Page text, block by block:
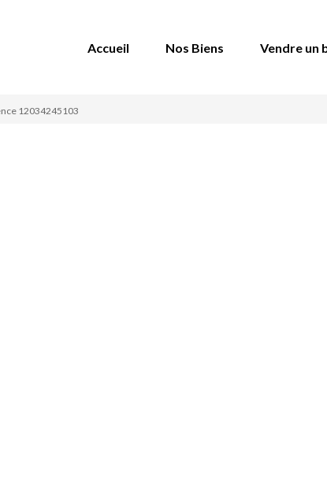
Accueil Nos Biens Vendre un
12034245103